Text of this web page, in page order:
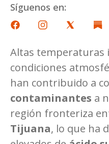
Síguenos en:
Altas temperaturas
condiciones
han contribuido a
contaminantes a
región fronteriza
Tijuana, lo que ha